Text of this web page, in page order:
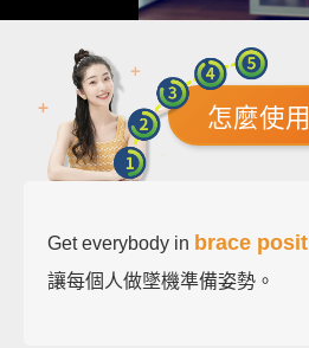
怎麼使
Get everybody in brace
讓每個人做墜機準備姿勢。